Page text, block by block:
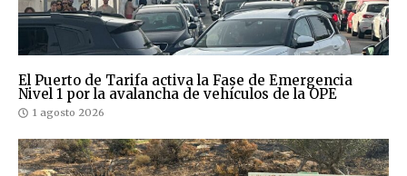
El Puerto de Tarifa activa la Fase de Emergencia
Nivel 1 por la avalancha de vehículos de la OPE
1 agosto 2026